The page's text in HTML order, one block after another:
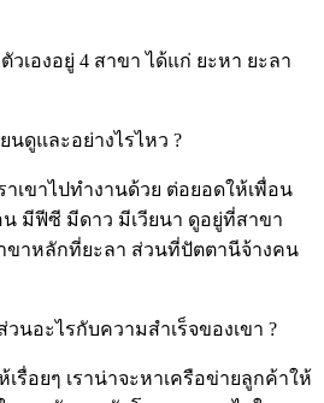
เองอยู่ 4 สาขา ได้แก่ ยะหา ยะลา
นดูและอย่างไรไหว ?
าเขาไปทำงานด้วย ต่อยอดให้เพื่อน
มีฟีซี มีดาว มีเวียนา ดูอยู่ที่สาขา
ขาหลักที่ยะลา ส่วนที่ปัตตานีจ้างคน
วนอะไรกับความสำเร็จของเขา ?
เรื่อยๆ เราน่าจะหาเครือข่ายลูกค้าให้